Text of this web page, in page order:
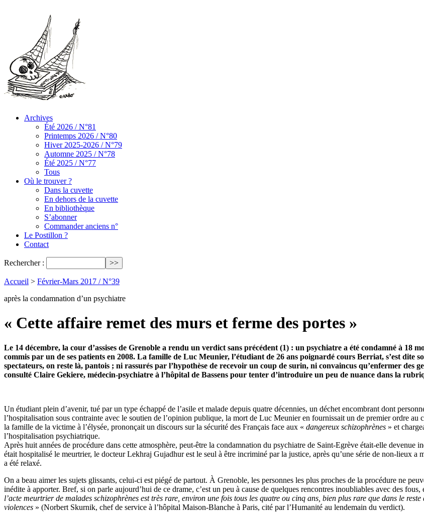
Archives
Été 2026 / N°81
Printemps 2026 / N°80
Hiver 2025-2026 / N°79
Automne 2025 / N°78
Été 2025 / N°77
Tous
Où le trouver ?
Dans la cuvette
En dehors de la cuvette
En bibliothèque
S’abonner
Commander anciens n°
Le Postillon ?
Contact
Rechercher :
Accueil > Février-Mars 2017 / N°39
après la condamnation d’un psychiatre
« Cette affaire remet des murs et ferme des portes »
Le 14 décembre, la cour d’assises de Grenoble a rendu un verdict sans précédent (1) : un psychiatre a été condamné à 18
commis par un de ses patients en 2008. La famille de Luc Meunier, l’étudiant de 26 ans poignardé cours Berriat, s’est dite
spectateurs, on reste là, pantois ; ni rassurés par l’hypothèse de recevoir un coup de surin, ni convaincus qu’enfermer des
consulté Claire Gekiere, médecin-psychiatre à l’hôpital de Bassens pour tenter d’introduire un peu de nuance dans la
Un étudiant plein d’avenir, tué par un type échappé de l’asile et malade depuis quatre décennies, un déchet encombrant dont
l’hospitalisation sous contrainte avec le soutien de l’opinion publique, la mort de Luc Meunier en fournissait un de premier ordre
la famille de la victime à l’élysée, prononçait un discours sur la sécurité des Français face aux « dangereux schizophrènes » et
l’hospitalisation psychiatrique.
Après huit années de procédure dans cette atmosphère, peut-être la condamnation du psychiatre de Saint-Egrève était-elle
était hospitalisé le meurtrier, le docteur Lekhraj Gujadhur est le seul à être incriminé par la justice, après qu’une série de non-lieux
a été relaxé.
On a beau aimer les sujets glissants, celui-ci est piégé de partout. À Grenoble, les personnes les plus proches de la procédure ne
inédite à apporter. Bref, si on parle aujourd’hui de ce drame, c’est un peu à cause de quelques rencontres inoubliables avec des
l’acte meurtrier de malades schizophrènes est très rare, environ une fois tous les quatre ou cinq ans, bien plus rare que dans le
violences » (Norbert Skurnik, chef de service à l’hôpital Maison-Blanche à Paris, cité par l’Humanité au lendemain du verdict).